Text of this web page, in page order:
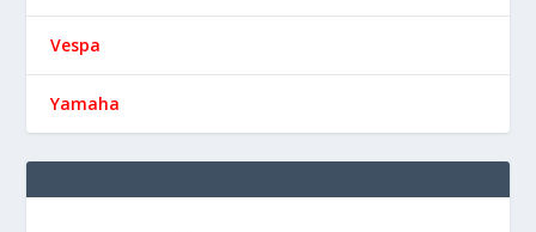
Vespa
Yamaha